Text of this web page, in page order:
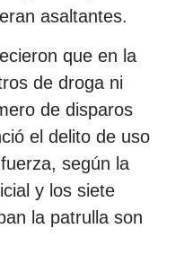
asaltantes.
que en la
de droga ni
de disparos
el delito de uso
según la
y los siete
la patrulla son